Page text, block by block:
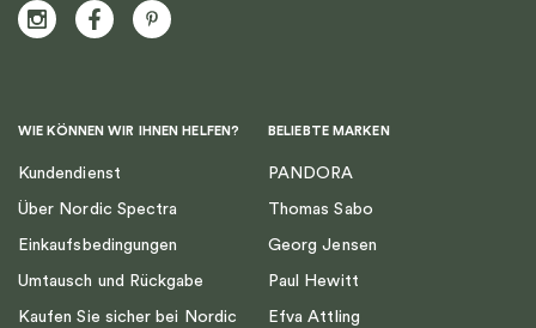
WIE KÖNNEN WIR IHNEN HELFEN?
Kundendienst
Über Nordic Spectra
Einkaufsbedingungen
Umtausch und Rückgabe
Kaufen Sie sicher bei Nordic
BELIEBTE MARKEN
PANDORA
Thomas Sabo
Georg Jensen
Paul Hewitt
Efva Attling